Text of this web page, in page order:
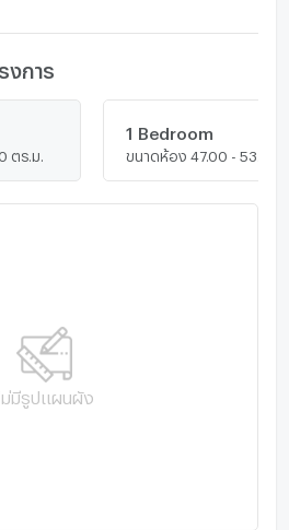
โดติดถนนใหญ่แจ้งวัฒนะ ต.บาง
รพสินค้า -Makro แจ้งวัฒนะ : 400
ม., Impact เมืองทองธานี : 2.5
2.6 กม. -ถนนแจ้งวัฒนะ, ถนน
ถนนสามัคคี, ถนนวิภาวดีรังสิต, ถนน
, ทางด่วนอุดรรัถยา, ทางด่วนโท
MRT ศรีรัช 220 ม.
งการ
ตร.ม.
1 Bedroom
ขนาดห้อง 47.00 - 53.00
ม่มีรูปแผนผัง